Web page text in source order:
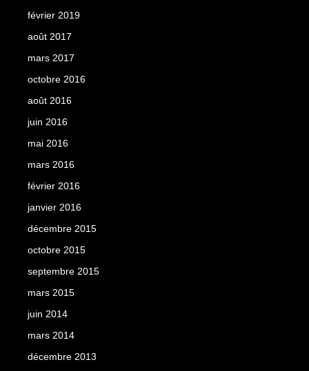
février 2019
août 2017
mars 2017
octobre 2016
août 2016
juin 2016
mai 2016
mars 2016
février 2016
janvier 2016
décembre 2015
octobre 2015
septembre 2015
mars 2015
juin 2014
mars 2014
décembre 2013